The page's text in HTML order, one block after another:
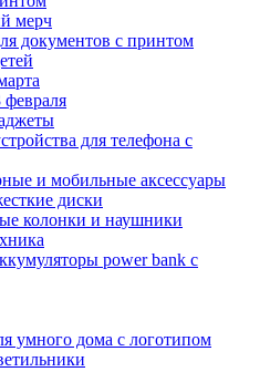
мерч
документов с принтом
для телефона с
и мобильные аксессуары
диски
колонки и наушники
power bank с
умного дома с логотипом